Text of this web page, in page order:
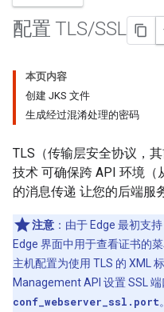
配置 TLS/SSL
本页内容
创建 JKS 文件
生成经过混淆处理的密码
TLS（传输层安全协议，
技术 可确保跨 API 环境（
的消息传递 让您的后端服
注意 ：由于 Edge 最初支
Edge 界面中用于查看证书的
主机配置为使用 TLS 的 XML
Management API 设置 SSL
conf_webserver_ssl.port。